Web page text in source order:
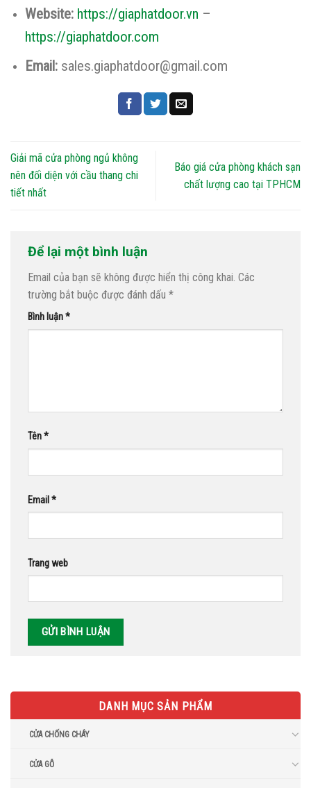
Website: https://giaphatdoor.vn –
https://giaphatdoor.com
Email: sales.giaphatdoor@gmail.com
Giải mã cửa phòng ngủ không
nên đối diện với cầu thang chi
tiết nhất
Báo giá cửa phòng khách sạn
chất lượng cao tại TPHCM
Để lại một bình luận
Email của bạn sẽ không được hiển thị công khai. Các
trường bắt buộc được đánh dấu *
Bình luận*
Tên*
Email *
Trang web
DANH MỤC SẢN PHẨM
CỬA CHỐNG CHÁY
CỬA GỖ